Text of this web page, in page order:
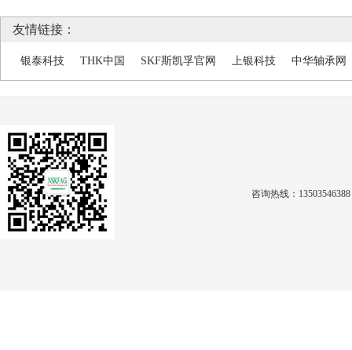
友情链接：
银泰科技 THK中国 SKF斯凯孚官网 上银科技 中华轴承网
咨询热线：